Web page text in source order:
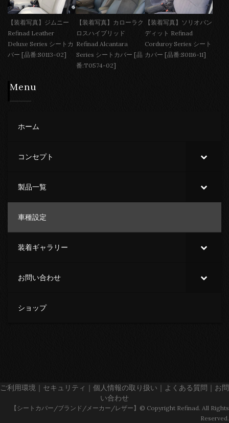
【装着写真】ジムニー
Refinad Leather
Deluxe Series シートカ
バー [品番:S0113-02]
【装着写真】カローラク
ロスハイブリッド
Refinad Alcantara
Series シートカバー [品
番:T0574-02]
【装着写真】ソリオバン
ディット Refinad
Corduroy Series シート
カバー [品番:S0116-11]
Menu
ホーム
コンセプト
製品一覧
車種設定
装着ギャラリー
お問い合わせ
ショップ
ご利用環境 ｜ セキュリティ ｜ 個人情報の取り扱い ｜ よくある質問 ｜ お問
い合わせ
【シートカバー/ブランド/メーカー/レザー】© Copyright Refinad. All Rights
Reserved.